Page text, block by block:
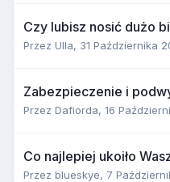
Czy lubisz nosić dużo
Przez Ulla, 31 Października
Zabezpieczenie i
Przez Dafiorda, 16
Co najlepiej ukoiło
Przez blueskye, 7